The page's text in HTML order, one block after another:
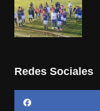
Redes Sociales